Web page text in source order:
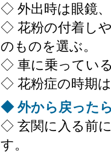
◇ 外出時は眼鏡
◇ 花粉の付着し
のものを選ぶ。
◇ 車に乗ってい
◇ 花粉症の時期
◆ 外から戻った
◇ 玄関に入る前
す。